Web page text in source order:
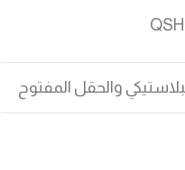
والحقل المفتوح